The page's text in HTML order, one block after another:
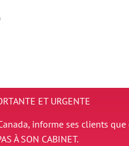
ET URGENTE
informe ses clients que
À SON CABINET.